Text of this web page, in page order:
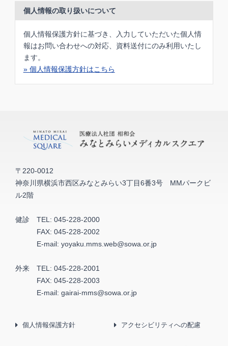
個人情報の取り扱いについて
個人情報保護方針に基づき、入力していただいた個人情
報はお問い合わせへの対応、資料送付にのみ利用いたし
ます。
» 個人情報保護方針はこちら
〒220-0012
神奈川県横浜市西区みなとみらい3丁目6番3号 MMパークビ
ル2階
健診 TEL:045-228-2000
FAX:045-228-2002
E-mail:yoyaku.mms.web@sowa.or.jp
外来 TEL:045-228-2001
FAX:045-228-2003
E-mail:gairai-mms@sowa.or.jp
個人情報保護方針 アクセシビリティへの配慮